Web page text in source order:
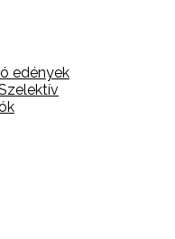
edények